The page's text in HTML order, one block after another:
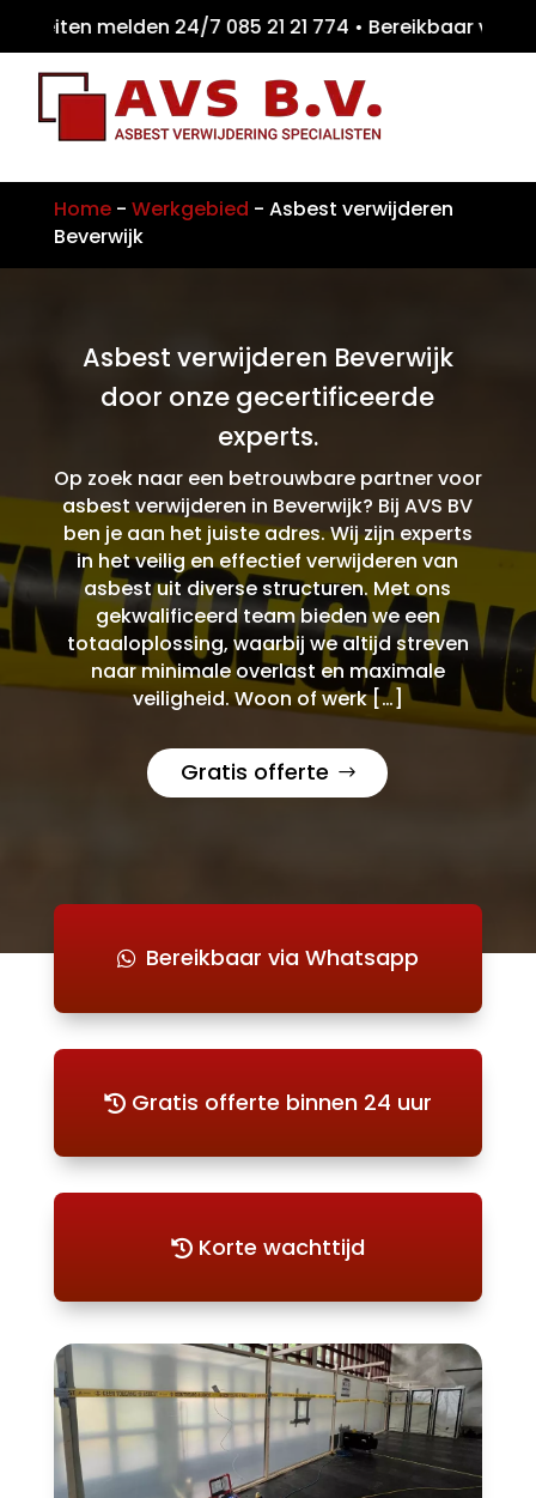
melden 24/7 085 21 21 774 •
Home- Werkgebied - Asbest verwijderen
Beverwijk
Asbest verwijderen Beverwijk
door onze gecertificeerde
experts.
Op zoek naar een betrouwbare partner voor
asbest verwijderen in Beverwijk? Bij AVS BV
ben je aan het juiste adres. Wij zijn experts
in het veilig en effectief verwijderen van
asbest uit diverse structuren. Met ons
gekwalificeerd team bieden we een
totaaloplossing, waarbij we altijd streven
naar minimale overlast en maximale
veiligheid. Woon of werk […]
Gratis offerte
Bereikbaar via Whatsapp
Gratis offerte binnen 24 uur
Korte wachttijd